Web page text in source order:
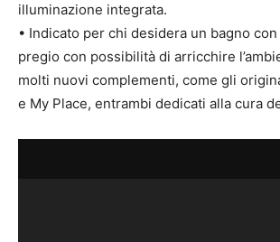
illuminazione integrata.
• Indicato per chi desidera un bagno
pregio con possibilità di arricchire
molti nuovi complementi, come gli
e My Place, entrambi dedicati alla cura